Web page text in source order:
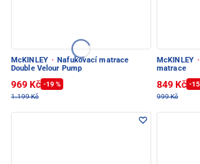
McKINLEY · Nafukovací matrace
Double Velour Pump
969 Kč -19 %
1.199 Kč
McKINLEY ·
matrace
849 Kč -15
999 Kč